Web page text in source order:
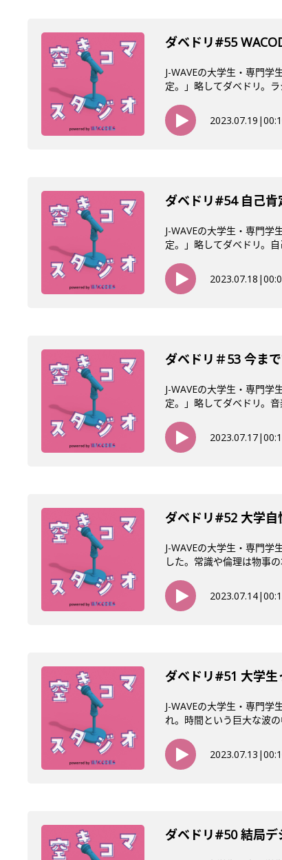
ダベドリ#55
J-WAVEの大学生・専門
定。」略してダベドリ。
2023.07.19 |
ダベドリ#54 自己
J-WAVEの大学生・専門
定。」略してダベドリ。
2023.07.18 |
ダベドリ＃53 今ま
J-WAVEの大学生・専門
定。」略してダベドリ。
2023.07.17|
ダベドリ#52 大学自
J-WAVEの大学生・専門
した。常識や倫理は物事
2023.07.14|
ダベドリ#51 大学生
J-WAVEの大学生・専門
れ。時間という巨大な波
2023.07.13 |
ダベドリ#50 結局デ